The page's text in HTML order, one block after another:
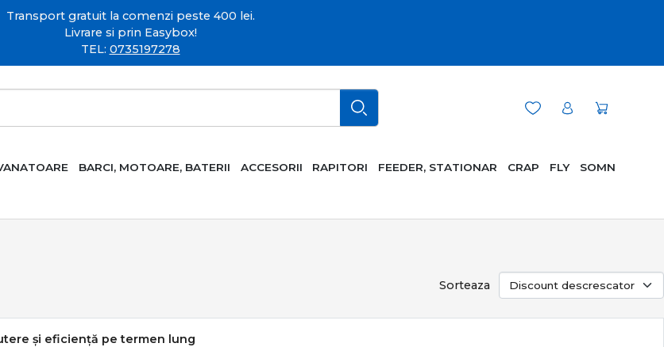
Transport gratuit la comenzi peste 400 lei.
Livrare si prin Easybox!
TEL: 0735197278
BARCI, MOTOARE, BATERII ACCESORII RAPITORI FEEDER, STATIONAR CRAP FLY SOMN
Sorteaza
și eficiență pe termen lung